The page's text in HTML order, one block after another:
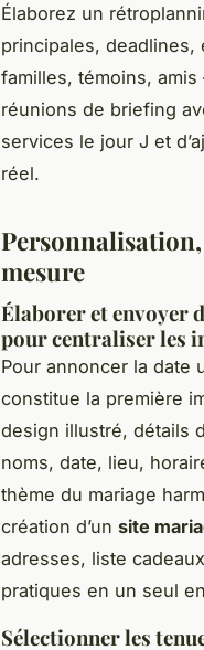
Élaborez un
principales, deadlines,
familles, témoins,
réunions de briefing
services le jour J et
réel.
mesure
Élaborer et envoyer
pour centraliser les
Pour annoncer la date
constitue la première
design illustré, détails
noms, date, lieu,
thème du mariage
création d’un site
adresses, liste
pratiques en un seul
Sélectionner les